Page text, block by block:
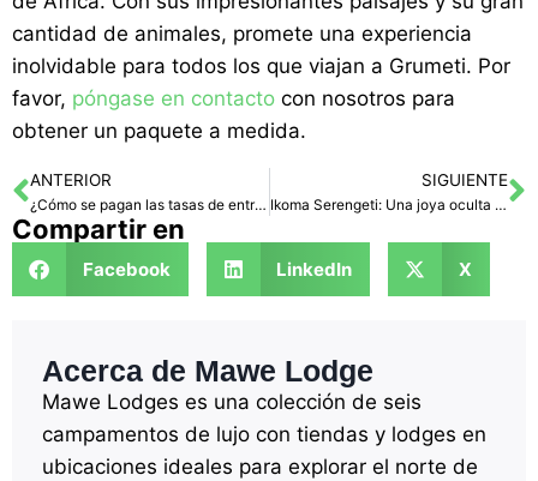
cantidad de animales, promete una experiencia
inolvidable para todos los que viajan a Grumeti. Por
favor, póngase en contacto con nosotros para
obtener un paquete a medida.
ANTERIOR
¿Cómo se pagan las tasas de entrada a los parques en Tanzania?
SIGUIENTE
Ikoma Serengeti: Una joya oculta en la naturaleza salvaje de Tanzania
Compartir en
Facebook LinkedIn X
Acerca de Mawe Lodge
Mawe Lodges es una colección de seis
campamentos de lujo con tiendas y lodges en
ubicaciones ideales para explorar el norte de